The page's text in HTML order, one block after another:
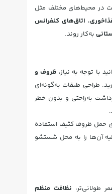
در محیط‌های مختلف مثل
، اتاق‌های کنفرانس
به‌کار روند.
با توجه به نیاز، ظروف و
طراحی طبقات به‌گونه‌ای
به‌راحتی و بدون خطر
حمل ظروف کثیف استفاده
آن‌ها را به محل شستشو
طولانی‌تر، نظافت منظم